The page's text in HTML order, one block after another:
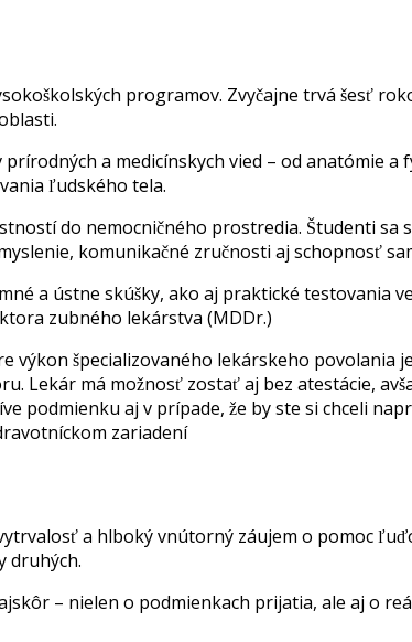
programov. Zvyčajne trvá šesť
a medicínskych vied – od anatómie
ľudského tela.
do nemocničného prostredia. Študenti
komunikačné zručnosti aj schopnosť
a ústne skúšky, ako aj praktické testovania
zubného lekárstva (MDDr.)
špecializovaného lekárskeho povolania
Lekár má možnosť zostať aj bez atestácie,
podmienku aj v prípade, že by ste si chceli
zariadení
a hlboký vnútorný záujem o pomoc
druhých.
– nielen o podmienkach prijatia, ale aj o